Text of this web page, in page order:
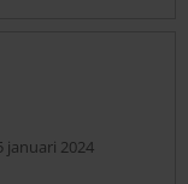
23:47:20
geval is
kapot mijne is
besloten geen
ritsluiting
nou is het genoeg
januari 2024